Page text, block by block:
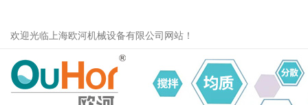
欢迎光临上海欧河机械设备有限公司网站！